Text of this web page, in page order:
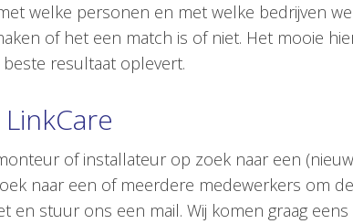
welke personen en met welke bedrijven
of het een match is of niet. Het mooie
resultaat oplevert.
of installateur op zoek naar een
naar een of meerdere medewerkers om
en stuur ons een mail. Wij komen graag